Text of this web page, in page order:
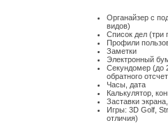
Органайзер с
видов)
Список дел (три
Профили
Заметки
Электронный
Секундомер (до
обратного
Часы, дата
Калькулятор,
Заставки
Игры: 3D Golf,
отличия)